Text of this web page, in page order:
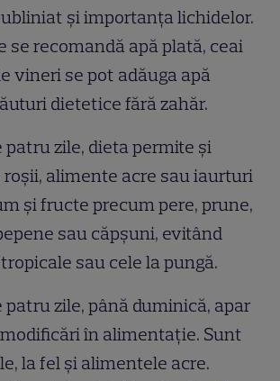
și importanța lichidelor.
se recomandă apă plată, ceai
vineri se pot adăuga apă
dietetice fără zahăr.
patru zile, dieta permite și
alimente acre sau iaurturi
și fructe precum pere, prune,
sau căpșuni, evitând
sau cele la pungă.
patru zile, până duminică, apar
în alimentație. Sunt
la fel și alimentele acre.